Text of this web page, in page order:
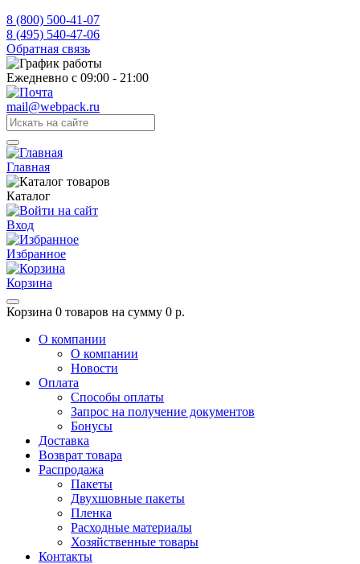
8 (800) 500-41-07
8 (495) 540-47-06
Обратная связь
Ежедневно с 09:00 - 21:00
mail@webpack.ru
Главная
Каталог
Вход
Избранное
Корзина
Корзина 0 товаров на сумму 0 р.
О компании
О компании
Новости
Оплата
Способы оплаты
Запрос на получение документов
Бонусы
Доставка
Возврат товара
Распродажа
Пакеты
Двухшовные пакеты
Пленка
Расходные материалы
Хозяйственные товары
Контакты